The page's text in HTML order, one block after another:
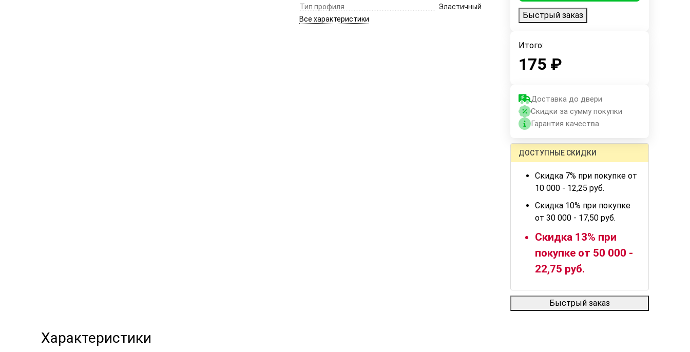
Тип профиля
Эластичный
Все характеристики
Быстрый заказ
Итого:
175 ₽
Доставка до двери
Скидки за сумму покупки
Гарантия качества
ДОСТУПНЫЕ СКИДКИ
Скидка 7% при покупке от
10 000 - 12,25 руб.
Скидка 10% при покупке
от 30 000 - 17,50 руб.
Скидка 13% при
покупке от 50 000 -
22,75 руб.
Быстрый заказ
Характеристики